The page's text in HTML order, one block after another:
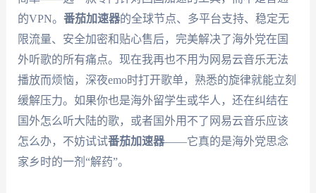
的VPN。 番茄加速器的全球节点、多平台支持、稳定无
限流量、安全加密和贴心售后，完美解决了海外党在国
外听歌的所有痛点。现在我再也不用为网易云音乐无法
播放而烦恼，深夜emo时打开歌单，熟悉的旋律就能立刻
缓解压力。如果你也是海外留学生或华人，还在纠结在
国外怎么听大陆的歌，或者国外用不了网易云音乐应该
怎么办，不妨试试番茄加速器——它真的是海外党思念
家乡时的一剂“解药”。